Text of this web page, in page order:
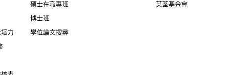
力
碩士在職專班
博士班
學位論文搜尋
英荃基金會